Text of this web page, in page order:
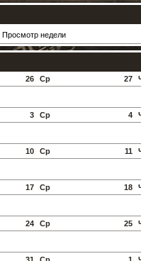
Просмотр недели
26 27
Ср
3 4
Ср
10 11
Ср
17 18
Ср
24 25
Ср